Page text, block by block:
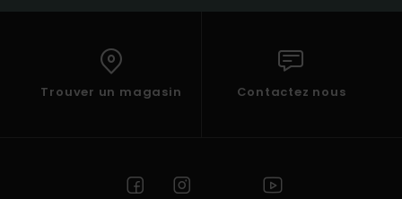
Trouver un magasin Contactez nous